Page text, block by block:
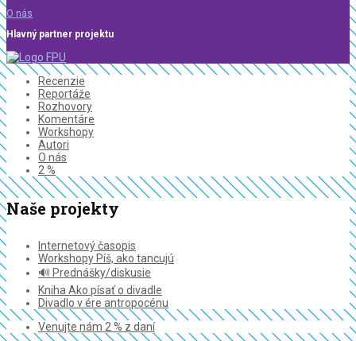
O nás
Hlavný partner projektu
Recenzie
Reportáže
Rozhovory
Komentáre
Workshopy
Autori
O nás
2 %
Naše projekty
Internetový časopis
Workshopy Píš, ako tancujú
🔊 Prednášky/diskusie
Kniha Ako písať o divadle
Divadlo v ére antropocénu
Venujte nám 2 % z daní